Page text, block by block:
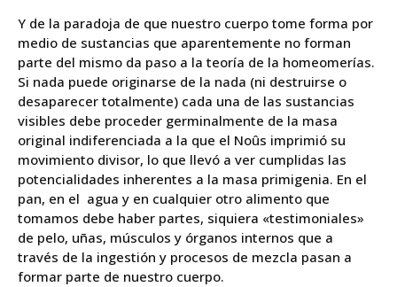
Y de la paradoja de que nuestro cuerpo tome forma por
medio de sustancias que aparentemente no forman
parte del mismo da paso a la teoría de la homeomerías.
Si nada puede originarse de la nada (ni destruirse o
desaparecer totalmente) cada una de las sustancias
visibles debe proceder germinalmente de la masa
original indiferenciada a la que el Noûs imprimió su
movimiento divisor, lo que llevó a ver cumplidas las
potencialidades inherentes a la masa primigenia. En el
pan, en el agua y en cualquier otro alimento que
tomamos debe haber partes, siquiera «testimoniales»
de pelo, uñas, músculos y órganos internos que a
través de la ingestión y procesos de mezcla pasan a
formar parte de nuestro cuerpo.